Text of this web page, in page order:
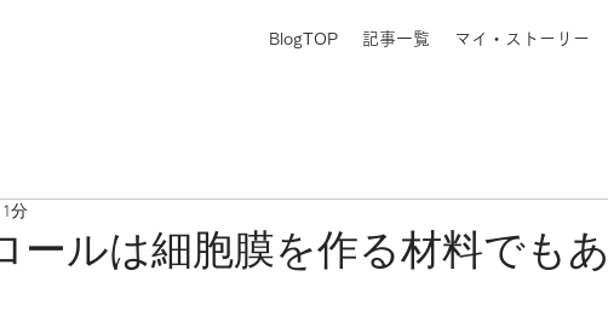
BlogTOP 記事一覧 マイ・ストーリー
ールは細胞膜を作る材料でも
分